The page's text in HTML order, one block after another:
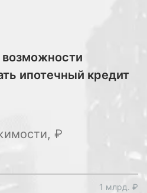
возможности
ипотечный кредит
₽
1 млрд. ₽